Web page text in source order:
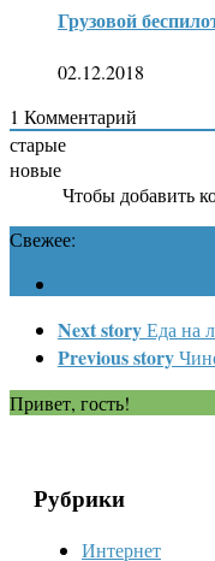
Грузовой
02.12.2018
1 Комментарий
старые
новые
Чтобы добавить
Свежее:
Next storyЕда на
Previous story
Привет, гость!
Рубрики
Интернет